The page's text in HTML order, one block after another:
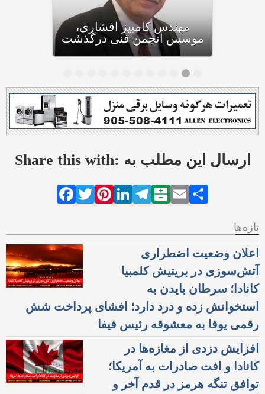
اولین نشست چهار هنرمند
ایرانی در مدرسه کندو
Share this with: ارسال این مطلب به
Facebook
TwitterPinterestLinkedIn
Telegram
Balatarin
Email
تازه‌ها
اعلان وضعیت اضطراری
آتش‌سوزی در بریتیش کلمبیا
کانادا؛ سرطان بایدن به
استخوانش زده و درد دارد؛ افشای پرداخت شش
رقمی یوفا به معشوقه رئیس فیفا
افزایش دزدی از مغازه‌ها در
کانادا و افت صادرات به آمریکا؛
توافق تنگه هرمز در قدم آخر و